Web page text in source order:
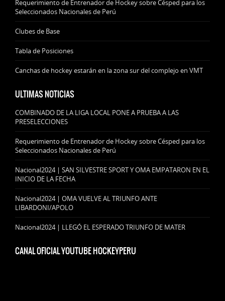
Requerimiento de Entrenador de Hockey sobre Césped para los
Seleccionados Nacionales de Perú
Clubes de Base
Tabla de Posiciones
Canchas de hockey estarán en la zona sur del complejo en VMT
ULTIMAS NOTICIAS
COMBINADO DE LA LIGA LOCAL PONE A PRUEBA A LAS
PRESELECCIONES
Requerimiento de Entrenador de Hockey sobre Césped para los
Seleccionados Nacionales de Perú
Nacional2024 | SAN SILVESTRE SPORT Y OMA EMPATARON EN EL
INICIO DE LA FECHA
Nacional2024 | OMA VUELVE AL TRIUNFO ANTE
LIBARDONI/APOLO
Nacional2024 | LLEGÓ EL ESPERADO TRIUNFO DE MATER
CANAL OFICIAL YOUTUBE HOCKEYPERU